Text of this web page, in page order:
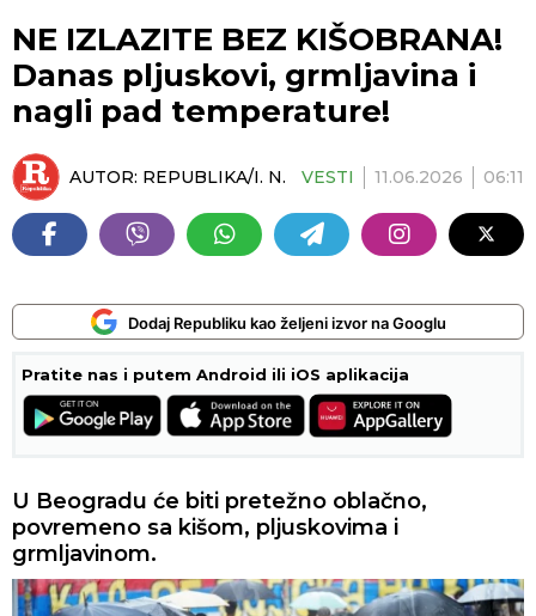
NE IZLAZITE BEZ KIŠOBRANA!
Danas pljuskovi, grmljavina i
nagli pad temperature!
AUTOR: REPUBLIKA/I. N. VESTI 11.06.2026 06:11
Dodaj Republiku kao željeni izvor na Googlu
Pratite nas i putem Android ili iOS aplikacija
U Beogradu će biti pretežno oblačno,
povremeno sa kišom, pljuskovima i
grmljavinom.